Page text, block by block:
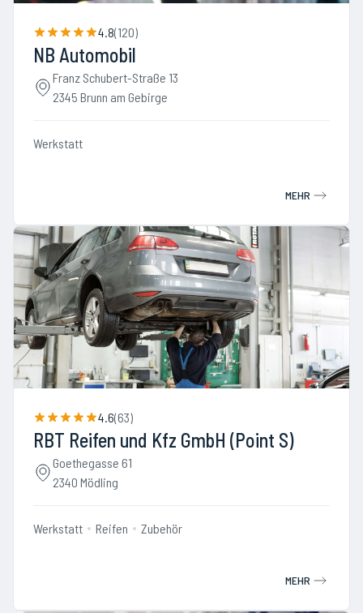
4.8(120)
NB Automobil
Franz Schubert-Straße 13
2345 Brunn am Gebirge
Werkstatt
MEHR
4.6(63)
RBT Reifen und Kfz GmbH (Point S)
Goethegasse 61
2340 Mödling
Werkstatt Reifen Zubehör
MEHR